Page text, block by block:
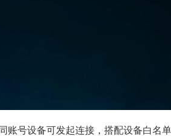
号设备可发起连接，搭配设备白名